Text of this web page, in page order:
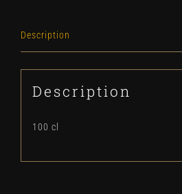
Description
Description
100 cl